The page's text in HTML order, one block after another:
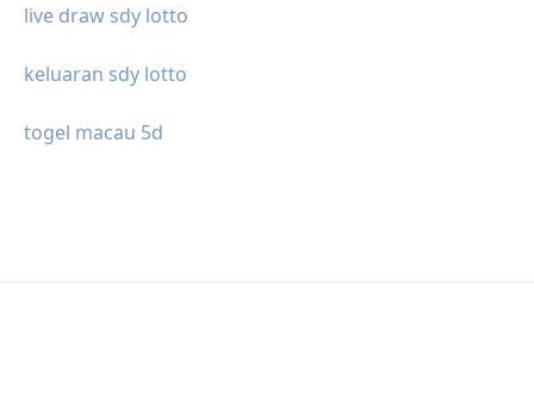
live draw sdy lotto
keluaran sdy lotto
togel macau 5d